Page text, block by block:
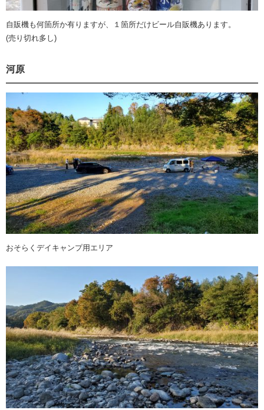
自販機も何箇所か有りますが、１箇所だけビール自販機あります。
(売り切れ多し)
河原
おそらくデイキャンプ用エリア